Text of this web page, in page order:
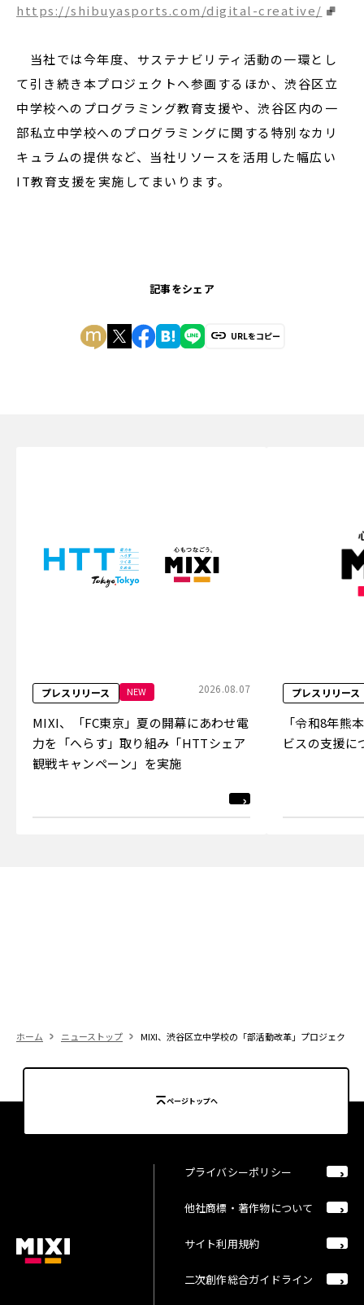
https://shibuyasports.com/digital-creative/
当社では今年度、サステナビリティ活動の一環とし
て引き続き本プロジェクトへ参画するほか、渋谷区立
中学校へのプログラミング教育支援や、渋谷区内の一
部私立中学校へのプログラミングに関する特別なカリ
キュラムの提供など、当社リソースを活用した幅広い
IT教育支援を実施してまいります。
記事をシェア
URLをコピー
プレスリリース NEW 2026.08.07
MIXI、「FC東京」夏の開幕にあわせ電
力を「へらす」取り組み「HTTシェア
観戦キャンペーン」を実施
プレスリリース
「令和8年熊
ビスの支援に
ホーム ニューストップ MIXI、渋谷区立中学校の「部活動改革」プロジェクト
ページトップへ
プライバシーポリシー
他社商標・著作物について
サイト利用規約
二次創作総合ガイドライン